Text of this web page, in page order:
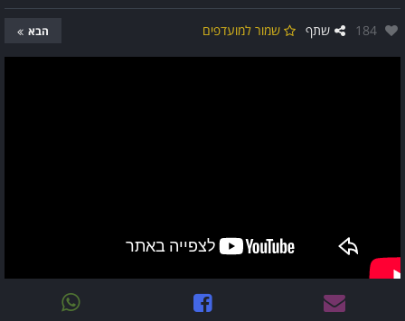
אהבו:
184 שתף שמור למועדפים הבא